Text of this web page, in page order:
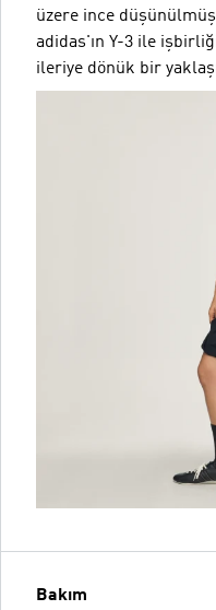
üzere ince
adidas'ın Y-3 ile
ileriye dönük bir
Bakım